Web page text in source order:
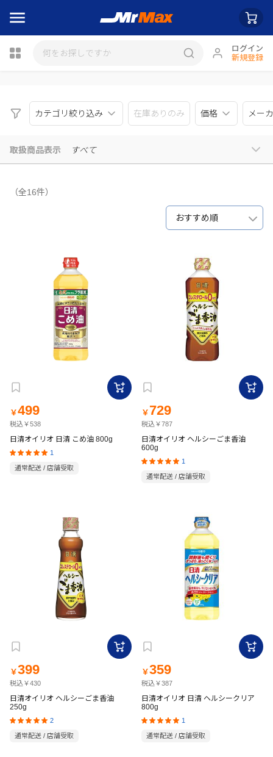
ログイン
新規登録
カテゴリ絞り込み 在庫ありのみ 価格 メー
取扱商品表示 すべて
（全16件）
おすすめ順
￥499
税込￥538
日清オイリオ 日清 こめ油 800g
1
通常配送 / 店舗受取
￥ 729
税込￥787
日清オイリオ ヘルシーごま香油
600g
1
通常配送 / 店舗受取
￥399
税込￥430
日清オイリオ ヘルシーごま香油
250g
2
通常配送 / 店舗受取
￥359
税込￥387
日清オイリオ 日清 ヘルシークリア
800g
1
通常配送 / 店舗受取